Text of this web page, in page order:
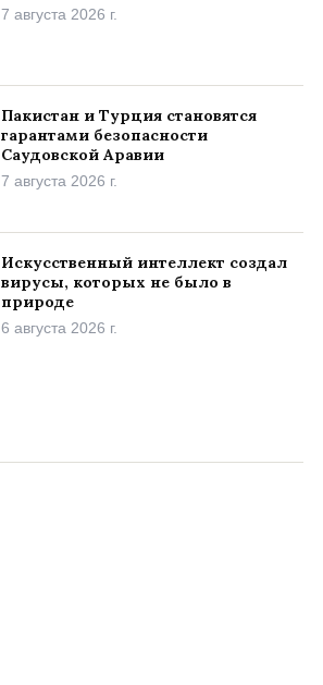
7 августа 2026 г.
Пакистан и Турция становятся
гарантами безопасности
Саудовской Аравии
7 августа 2026 г.
Искусственный интеллект создал
вирусы, которых не было в
природе
6 августа 2026 г.